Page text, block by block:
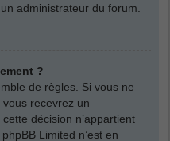
administrateur du forum.
?
de règles. Si vous ne
recevrez un
décision n’appartient
Limited n’est en